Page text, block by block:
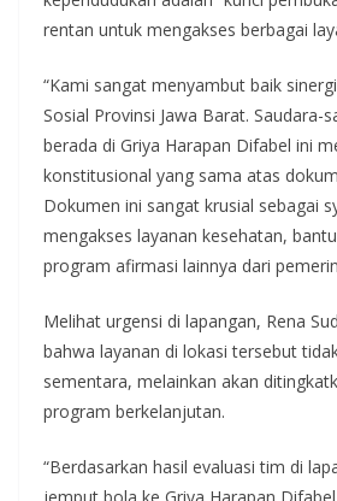
rentan untuk mengakses berbagai
“Kami sangat menyambut baik
Sosial Provinsi Jawa Barat. Saudara-
berada di Griya Harapan Difabel ini
konstitusional yang sama atas
Dokumen ini sangat krusial sebagai
mengakses layanan kesehatan,
program afirmasi lainnya dari
Melihat urgensi di lapangan, Rena
bahwa layanan di lokasi tersebut
sementara, melainkan akan
program berkelanjutan.
“Berdasarkan hasil evaluasi tim di
jemput bola ke Griya Harapan